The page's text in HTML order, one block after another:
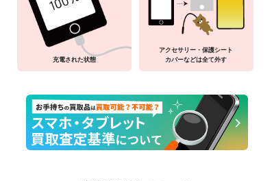
充電された状態
アクセサリー・保護シート
カバーなどは全て外す